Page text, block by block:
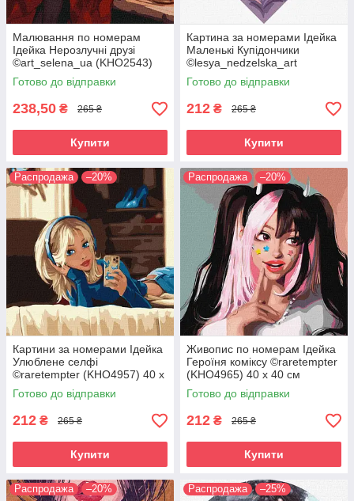
Малювання по номерам
Ідейка Нерозлучні друзі
©art_selena_ua (KHO2543)
40 х 40 см
Готово до відправки
238,50 ₴ 265 ₴
Купити
Картина за номерами Ідейка
Маленькі Купідончики
©lesya_nedzelska_art
(KHO4997) 40 х 40 см
Готово до відправки
212 ₴ 265 ₴
Купити
Распродажа –20%
Картини за номерами Ідейка
Улюблене селфі
©raretempter (KHO4957) 40 х
40 см
Готово до відправки
212 ₴ 265 ₴
Купити
Распродажа –20%
Живопис по номерам Ідейка
Героїня коміксу ©raretempter
(KHO4965) 40 х 40 см
Готово до відправки
212 ₴ 265 ₴
Купити
Распродажа –20% Распродажа –25%